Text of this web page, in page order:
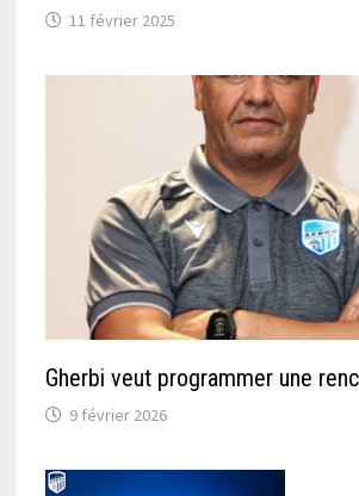
11 février 2025
Gherbi veut programmer une
9 février 2026